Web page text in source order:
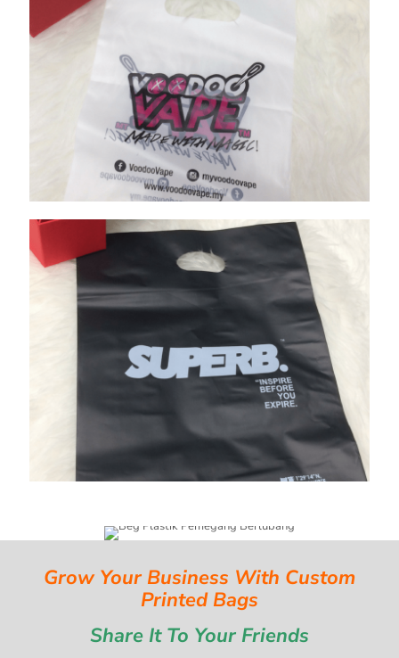
Grow Your Business With Custom
Printed Bags
Share It To Your Friends